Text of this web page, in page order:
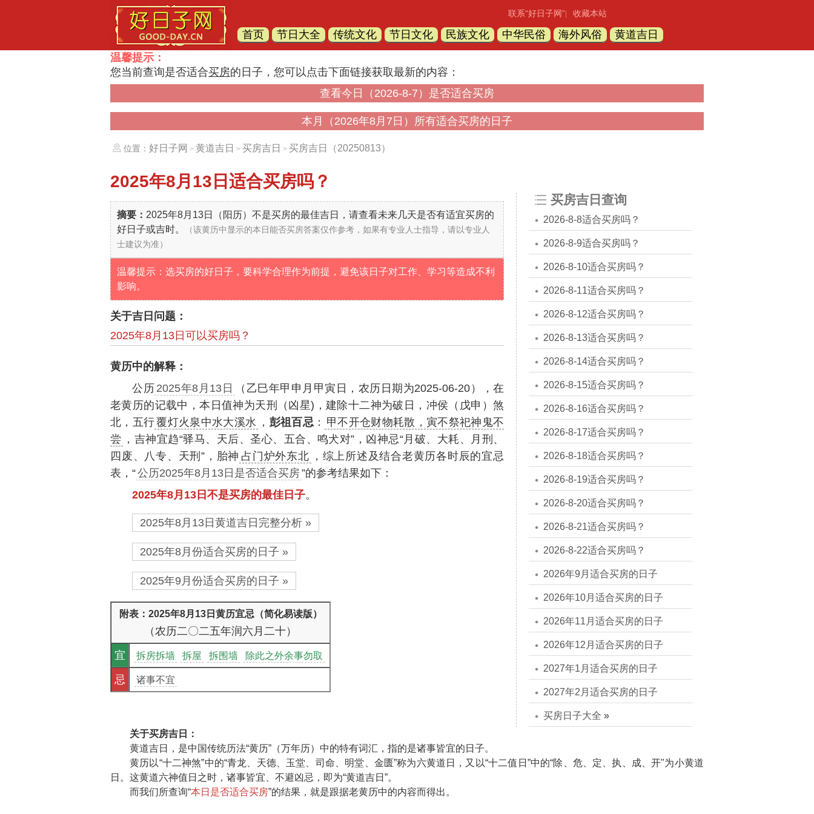
联系“好日子网” 收藏本站
首页 节日大全 传统文化 节日文化 民族文化 中华民俗 海外风俗
黄道吉日
温馨提示：
您当前查询是否适合买房的日子，您可以点击下面链接获取最新的内容：
查看今日（2026-8-7）是否适合买房
本月（2026年8月7日）所有适合买房的日子
位置： 好日子网 > 黄道吉日 > 买房吉日 > 买房吉日（20250813）
2025年8月13日 适合买房吗？
摘要： 2025年8月13日（阳历）不是买房的最佳吉日，请查看未来几天是否有适宜买房的
好日子或吉时。
（该黄历中显示的本日能否买房答案仅作参考，如果有专业人士指导，请以专业人
士建议为准）
温馨提示：选买房的好日子，要科学合理作为前提，避免该日子对工作、学习等造成不利
影响。
关于吉日问题：
2025年8月13日可以买房吗？
黄历中的解释：
公历 2025年8月13日
（乙巳年甲申月甲寅日，农历日期为2025-06-20），在
老黄历的记载中，本日值神为天刑（凶星)，建除十二神为破日，冲侯（戊申）煞
北，五行覆灯火泉中水大溪水 ， 彭祖百忌： 甲不开仓财物耗散，寅不祭祀神鬼不
尝 ，吉神宜趋“驿马、天后、圣心、五合、鸣犬对”，凶神忌“月破、大耗、月刑、
四废、八专、天刑”，胎神 占门炉外东北 ，综上所述及结合老黄历各时辰的宜忌
表，“公历2025年8月13日是否适合买房”的参考结果如下：
2025年8月13日不是买房的最佳日子。
2025年8月13日黄道吉日完整分析 »
2025年8月份适合买房的日子 »
2025年9月份适合买房的日子 »
附表：2025年8月13日黄历宜忌（简化易读版）
（农历二〇二五年润六月二十）
宜
拆房拆墙 拆屋 拆围墙
除此之外余事勿取
忌
诸事不宜
买房吉日查询
2026-8-8适合买房吗？
2026-8-9适合买房吗？
2026-8-10适合买房吗？
2026-8-11适合买房吗？
2026-8-12适合买房吗？
2026-8-13适合买房吗？
2026-8-14适合买房吗？
2026-8-15适合买房吗？
2026-8-16适合买房吗？
2026-8-17适合买房吗？
2026-8-18适合买房吗？
2026-8-19适合买房吗？
2026-8-20适合买房吗？
2026-8-21适合买房吗？
2026-8-22适合买房吗？
2026年9月适合买房的日子
2026年10月适合买房的日子
2026年11月适合买房的日子
2026年12月适合买房的日子
2027年1月适合买房的日子
2027年2月适合买房的日子
买房日子大全 »
关于买房吉日：
黄道吉日，是中国传统历法“黄历”（万年历）中的特有词汇，指的是诸事皆宜的日子。
黄历以“十二神煞”中的“青龙、天德、玉堂、司命、明堂、金匮”称为六黄道日，又以“十二值日”中的“除、危、定、执、成、开"为小黄道
日。这黄道六神值日之时，诸事皆宜、不避凶忌，即为“黄道吉日”。
而我们所查询“本日是否适合买房”的结果，就是跟据老黄历中的内容而得出。